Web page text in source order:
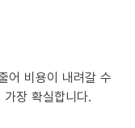
어 비용이 내려갈 수
장 확실합니다.